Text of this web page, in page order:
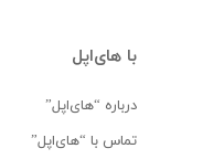
با های‌اپل
درباره “های‌اپل”
تماس با “های‌اپل”